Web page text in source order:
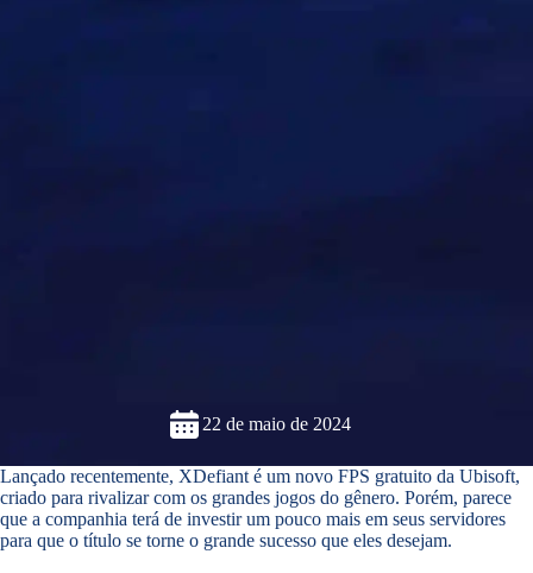
22 de maio de 2024
Lançado recentemente, XDefiant é um novo FPS gratuito da Ubisoft,
criado para rivalizar com os grandes jogos do gênero. Porém, parece
que a companhia terá de investir um pouco mais em seus servidores
para que o título se torne o grande sucesso que eles desejam.